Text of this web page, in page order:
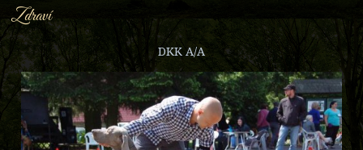
Zdraví
DKK A/A